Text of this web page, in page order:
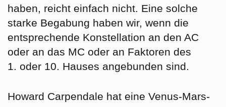
haben, reicht einfach nicht. Eine solche
starke Begabung haben wir, wenn die
entsprechende Konstellation an den AC
oder an das MC oder an Faktoren des
1. oder 10. Hauses angebunden sind.
Howard Carpendale hat eine Venus-Mars-